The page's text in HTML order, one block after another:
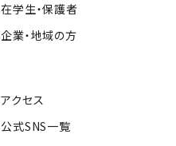
在学生・保護者
企業・地域の方
アクセス
公式SNS一覧